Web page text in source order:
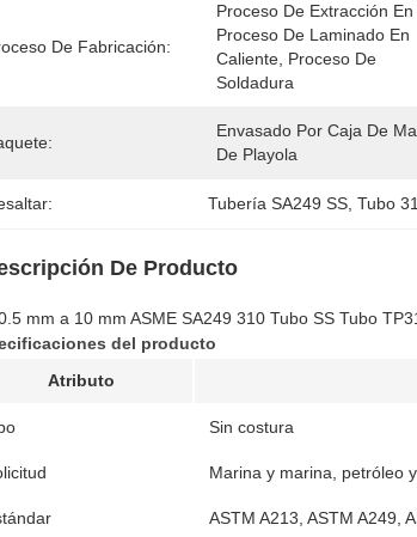
De Fabricación:
Proceso De Extracción En
Proceso De Laminado En
Caliente, Proceso De
Soldadura
Envasado Por Caja De
De Playola
Tubería SA249 SS , Tubo
De Producto
mm a 10 mm ASME SA249 310 Tubo SS Tubo
del producto
Atributo
Sin costura
Marina y marina, petróleo
ASTM A213, ASTM A249,